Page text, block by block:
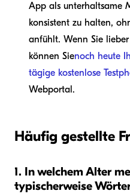
App als unterhaltsame
konsistent zu halten,
anfühlt. Wenn Sie
können Sienoch heute
tägige kostenlose
Webportal.
Häufig gestellte
1. In welchem Alter
typischerweise